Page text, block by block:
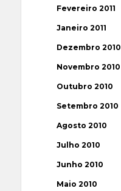
Fevereiro 2011
Janeiro 2011
Dezembro 2010
Novembro 2010
Outubro 2010
Setembro 2010
Agosto 2010
Julho 2010
Junho 2010
Maio 2010